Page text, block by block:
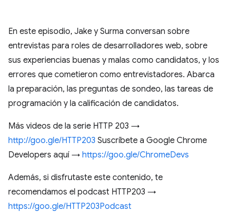
En este episodio, Jake y Surma conversan sobre
entrevistas para roles de desarrolladores web, sobre
sus experiencias buenas y malas como candidatos, y los
errores que cometieron como entrevistadores. Abarca
la preparación, las preguntas de sondeo, las tareas de
programación y la calificación de candidatos.
Más videos de la serie HTTP 203 →
http://goo.gle/HTTP203 Suscríbete a Google Chrome
Developers aquí → https://goo.gle/ChromeDevs
Además, si disfrutaste este contenido, te
recomendamos el podcast HTTP203 →
https://goo.gle/HTTP203Podcast